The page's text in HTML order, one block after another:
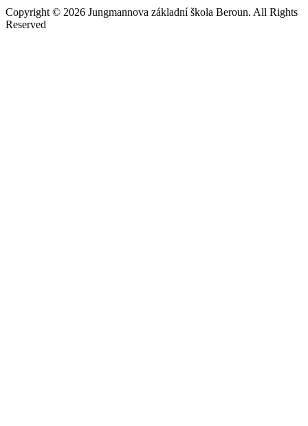
Copyright © 2026 Jungmannova základní škola Beroun. All Rights
Reserved